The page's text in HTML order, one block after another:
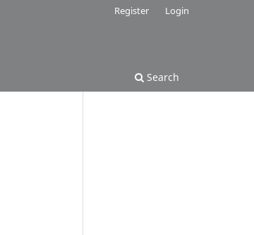
Search
Register Login